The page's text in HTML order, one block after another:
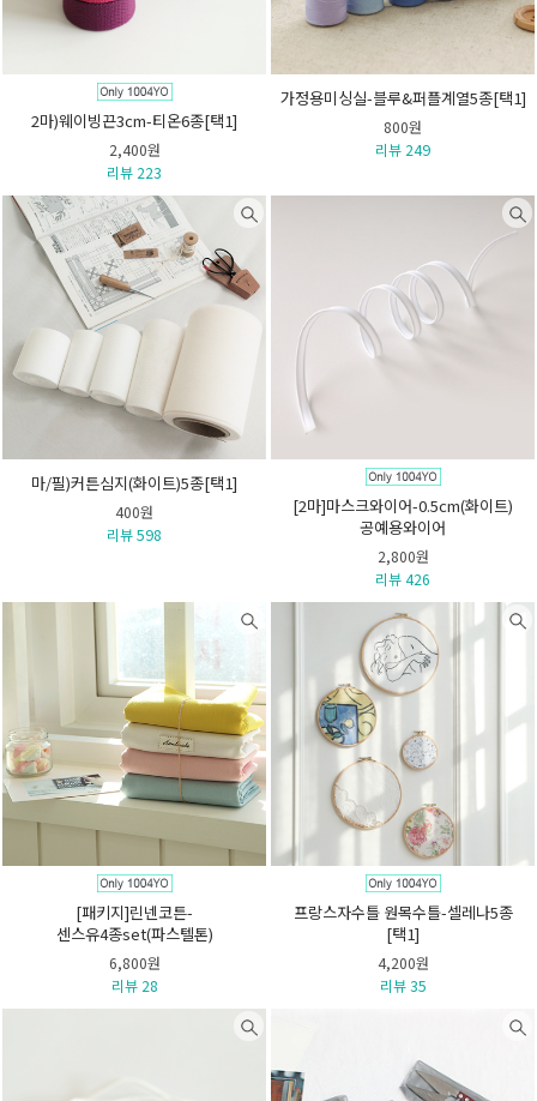
2마)웨이빙끈3cm-티온6종[택1]
2,400원
리뷰 223
가정용미싱실-블루&퍼플계열5종[택1]
800원
리뷰 249
마/필)커튼심지(화이트)5종[택1]
400원
리뷰 598
[2마]마스크와이어-0.5cm(화이트)
공예용와이어
2,800원
리뷰 426
[패키지]린넨코튼-
센스유4종set(파스텔톤)
6,800원
리뷰 28
프랑스자수틀 원목수틀-셀레나5종
[택1]
4,200원
리뷰 35